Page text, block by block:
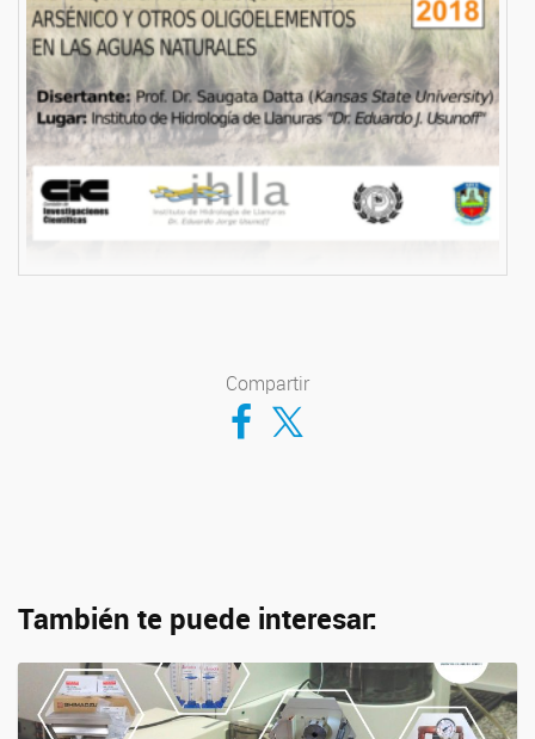
Compartir
Compartir en Facebook
Compartir en Twitter
También te puede interesar: